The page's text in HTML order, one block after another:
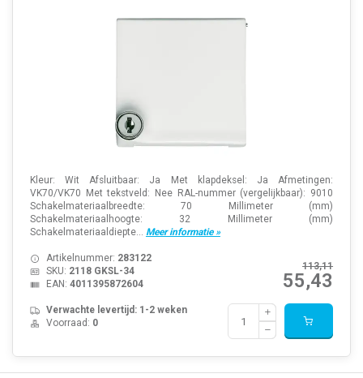
Kleur: Wit Afsluitbaar: Ja Met klapdeksel: Ja Afmetingen:
VK70/VK70 Met tekstveld: Nee RAL-nummer (vergelijkbaar): 9010
Schakelmateriaalbreedte: 70 Millimeter (mm)
Schakelmateriaalhoogte: 32 Millimeter (mm)
Schakelmateriaaldiepte... Meer informatie »
113,11
55,43
Artikelnummer: 283122
SKU: 2118 GKSL-34
EAN: 4011395872604
Verwachte levertijd: 1-2 weken
Voorraad: 0